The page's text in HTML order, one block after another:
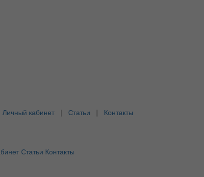
Личный кабинет | Статьи | Контакты
Статьи Контакты